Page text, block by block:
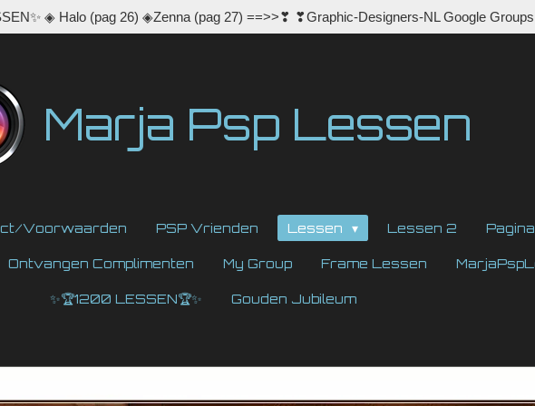
◈ Halo (pag 26) ◈Zenna (pag 27) ==>>❣ ❣Graphic-Designers-NL Google
Marja Psp Lessen
Voorwaarden PSP Vrienden Lessen Lessen 2 Pagina
Ontvangen Complimenten My Group Frame Lessen
✨🏆1200 LESSEN🏆✨ Gouden Jubileum